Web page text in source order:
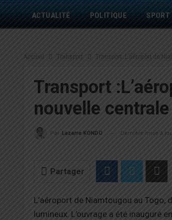
ACTUALITÉ POLITIQUE SPORT
Accueil Transport Transport :L’aéroport de
Transport
nouvelle
Par Lazarre KONDO Dernière mise à
Partager
L’aéroport de Niamtougou au Togo,
lumineux. L’ouvrage a été inauguré